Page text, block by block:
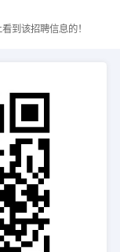
到该招聘信息的！